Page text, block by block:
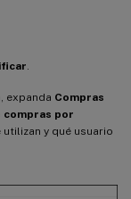
.
expanda Compras
compras por
y qué usuario